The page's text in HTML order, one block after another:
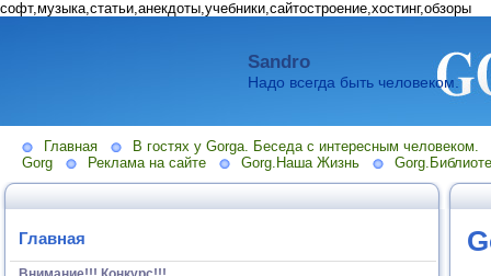
софт,музыка,статьи,анекдоты,учебники,сайтостроение,хостинг,обзоры
Sandro
Надо всегда быть человеком.
Главная
В гостях у Gorga. Беседа с интересным человеком.
Gorg
Реклама на сайте Gorg.Наша Жизнь
Главная